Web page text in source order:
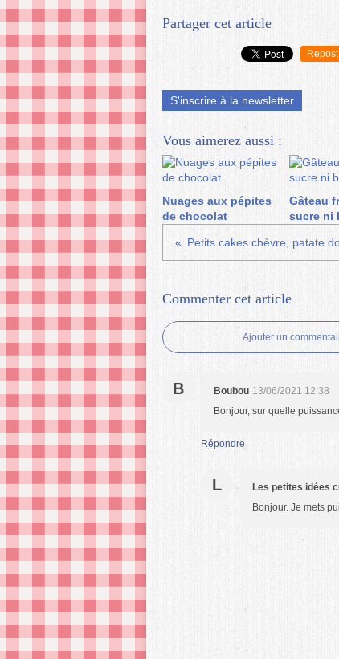
Partager cet article
Repost
S'inscrire à la newsletter
Vous aimerez aussi :
Nuages aux pépites
de chocolat
Gâteau
sucre ni
Petits cakes chèvre, patate
Commenter cet article
Ajouter un
B Boubou 13/06/2021 12:38
Bonjour, sur quelle
Répondre
L Les petites idées
Bonjour. Je mets